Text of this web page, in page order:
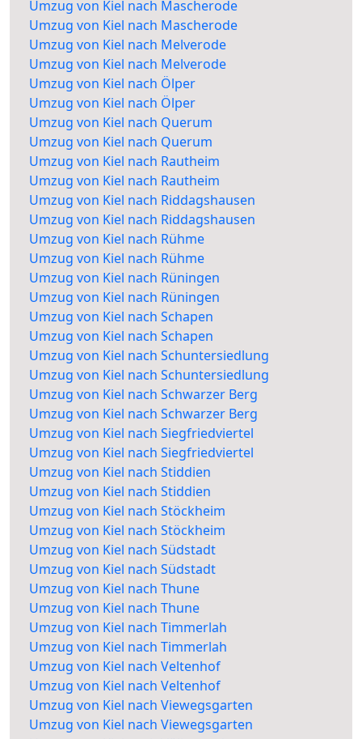
Umzug von Kiel nach Mascherode
Umzug von Kiel nach Mascherode
Umzug von Kiel nach Melverode
Umzug von Kiel nach Melverode
Umzug von Kiel nach Ölper
Umzug von Kiel nach Ölper
Umzug von Kiel nach Querum
Umzug von Kiel nach Querum
Umzug von Kiel nach Rautheim
Umzug von Kiel nach Rautheim
Umzug von Kiel nach Riddagshausen
Umzug von Kiel nach Riddagshausen
Umzug von Kiel nach Rühme
Umzug von Kiel nach Rühme
Umzug von Kiel nach Rüningen
Umzug von Kiel nach Rüningen
Umzug von Kiel nach Schapen
Umzug von Kiel nach Schapen
Umzug von Kiel nach Schuntersiedlung
Umzug von Kiel nach Schuntersiedlung
Umzug von Kiel nach Schwarzer Berg
Umzug von Kiel nach Schwarzer Berg
Umzug von Kiel nach Siegfriedviertel
Umzug von Kiel nach Siegfriedviertel
Umzug von Kiel nach Stiddien
Umzug von Kiel nach Stiddien
Umzug von Kiel nach Stöckheim
Umzug von Kiel nach Stöckheim
Umzug von Kiel nach Südstadt
Umzug von Kiel nach Südstadt
Umzug von Kiel nach Thune
Umzug von Kiel nach Thune
Umzug von Kiel nach Timmerlah
Umzug von Kiel nach Timmerlah
Umzug von Kiel nach Veltenhof
Umzug von Kiel nach Veltenhof
Umzug von Kiel nach Viewegsgarten
Umzug von Kiel nach Viewegsgarten